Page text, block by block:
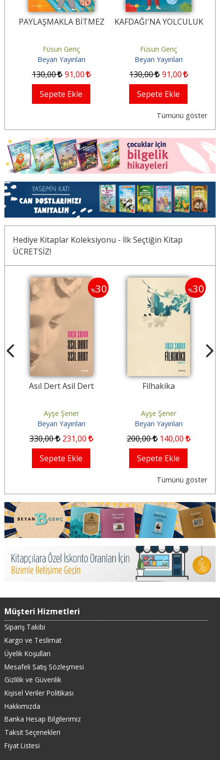
PAYLAŞMAKLA BİTMEZ
Füsun Genç
Beyan Yayınları
130,00 91,00
Sepete Ekle
KAFDAĞI'NA YOLCULUK
Füsun Genç
Beyan Yayınları
130,00 91,00
Sepete Ekle
Tümünü göster
Hediye Kitaplar Koleksiyonu - İlk Seçtiğin Kitap
ÜCRETSİZ!
%30
Asıl Dert Asil Dert
Ayşe Şener
Beyan Yayınları
330,00 231,00
Sepete Ekle
%30
Filhakika
Ayşe Şener
Beyan Yayınları
200,00 140,00
Sepete Ekle
Tümünü göster
Müşteri Hizmetleri
Sipariş Takibi
Kargo ve Teslimat
Üyelik Koşulları
Mesafeli Satış Sözleşmesi
Gizlilik ve Güvenlik
Kişisel Veriler Politikası
Hakkımızda
Banka Hesap Bilgilerimiz
Taksit Seçenekleri
Fiyat Listesi